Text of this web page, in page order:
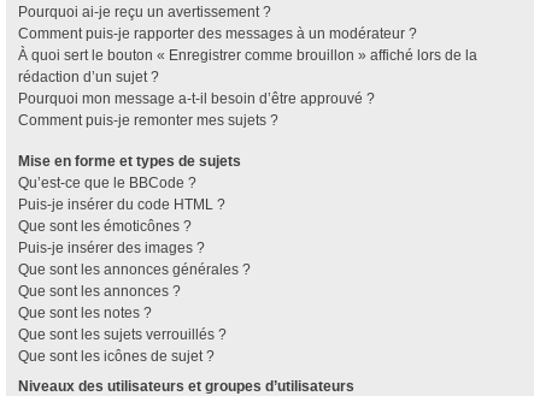
Pourquoi ai-je reçu un avertissement ?
Comment puis-je rapporter des messages à un modérateur ?
À quoi sert le bouton « Enregistrer comme brouillon » affiché lors de la
rédaction d’un sujet ?
Pourquoi mon message a-t-il besoin d’être approuvé ?
Comment puis-je remonter mes sujets ?
Mise en forme et types de sujets
Qu’est-ce que le BBCode ?
Puis-je insérer du code HTML ?
Que sont les émoticônes ?
Puis-je insérer des images ?
Que sont les annonces générales ?
Que sont les annonces ?
Que sont les notes ?
Que sont les sujets verrouillés ?
Que sont les icônes de sujet ?
Niveaux des utilisateurs et groupes d’utilisateurs